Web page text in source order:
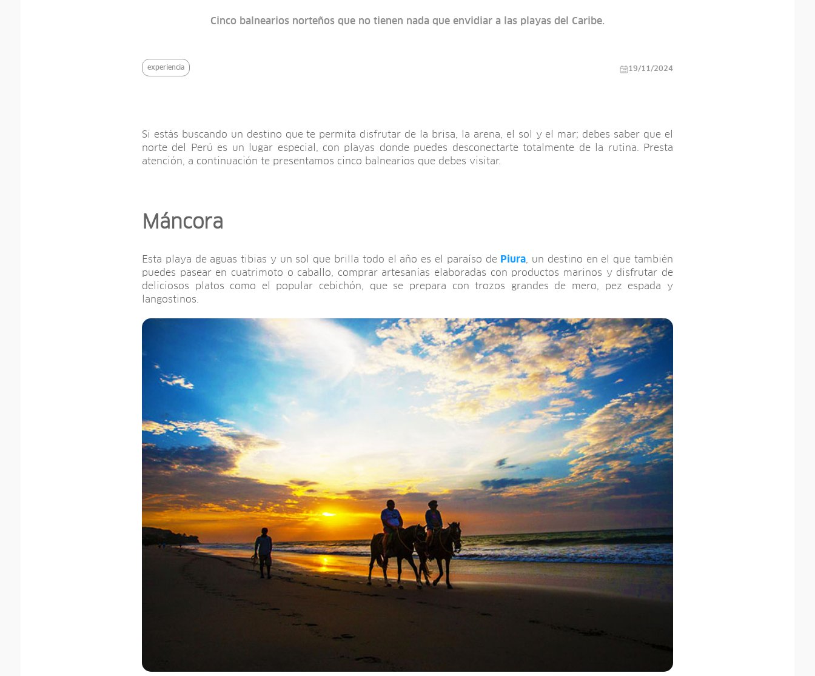
Cinco balnearios norteños que no tienen nada que envidiar a las playas del Caribe.
experiencia 19/11/2024
Si estás buscando un destino que te permita disfrutar de la brisa, la arena, el sol y el mar; debes saber que el
norte del Perú es un lugar especial, con playas donde puedes desconectarte totalmente de la rutina. Presta
atención, a continuación te presentamos cinco balnearios que debes visitar.
Máncora
Esta playa de aguas tibias y un sol que brilla todo el año es el paraíso de Piura , un destino en el que también
puedes pasear en cuatrimoto o caballo, comprar artesanías elaboradas con productos marinos y disfrutar de
deliciosos platos como el popular cebichón, que se prepara con trozos grandes de mero, pez espada y
langostinos.